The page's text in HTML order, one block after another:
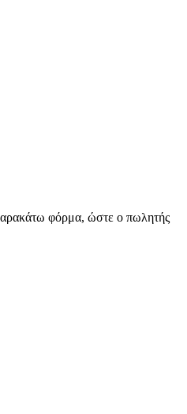
φόρμα, ώστε ο πωλητής